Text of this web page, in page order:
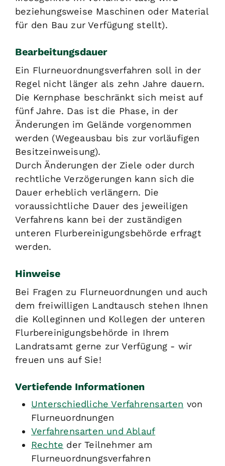
beziehungsweise Maschinen oder Material
für den Bau zur Verfügung stellt).
Bearbeitungsdauer
Ein Flurneuordnungsverfahren soll in der
Regel nicht länger als zehn Jahre dauern.
Die Kernphase beschränkt sich meist auf
fünf Jahre. Das ist die Phase, in der
Änderungen im Gelände vorgenommen
werden (Wegeausbau bis zur vorläufigen
Besitzeinweisung).
Durch Änderungen der Ziele oder durch
rechtliche Verzögerungen kann sich die
Dauer erheblich verlängern. Die
voraussichtliche Dauer des jeweiligen
Verfahrens kann bei der zuständigen
unteren Flurbereinigungsbehörde erfragt
werden.
Hinweise
Bei Fragen zu Flurneuordnungen und auch
dem freiwilligen Landtausch stehen Ihnen
die Kolleginnen und Kollegen der unteren
Flurbereinigungsbehörde in Ihrem
Landratsamt gerne zur Verfügung - wir
freuen uns auf Sie!
Vertiefende Informationen
Unterschiedliche Verfahrensarten von
Flurneuordnungen
Verfahrensarten und Ablauf
Rechte der Teilnehmer am
Flurneuordnungsverfahren